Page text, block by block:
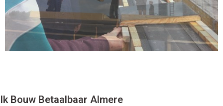
Ik Bouw Betaalbaar Almere